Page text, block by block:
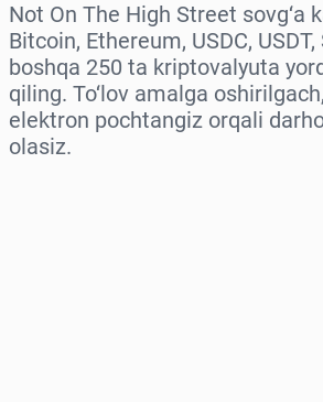
Not On The High Street sovg‘a
Bitcoin, Ethereum, USDC,
boshqa 250 ta kriptovalyuta
qiling. To‘lov amalga
elektron pochtangiz orqali
olasiz.